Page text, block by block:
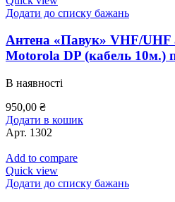
Додати до списку бажань
Антена «Павук» VHF/UHF
Motorola DP (кабель 10м.)
В наявності
950,00 ₴
Додати в кошик
Арт. 1302
Add to compare
Quick view
Додати до списку бажань